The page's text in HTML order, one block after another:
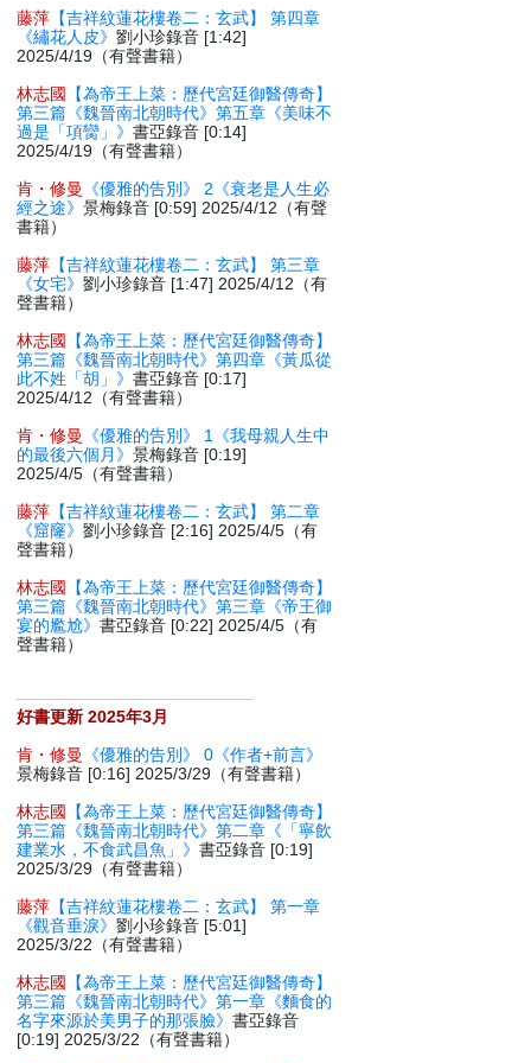
藤萍 【吉祥紋蓮花樓卷二：玄武】 第四章
《繡花人皮》劉小珍錄音 [1:42]
2025/4/19（有聲書籍）
林志國
【為帝王上菜：歷代宮廷御醫傳奇】
第三篇《魏晉南北朝時代》第五章《美味不
過是「項臠」》書亞錄音 [0:14]
2025/4/19（有聲書籍）
肯・修曼
《優雅的告別》 2《衰老是人生必
經之途》景梅錄音 [0:59] 2025/4/12（有聲
書籍）
藤萍 【吉祥紋蓮花樓卷二：玄武】 第三章
《女宅》劉小珍錄音 [1:47] 2025/4/12（有
聲書籍）
林志國
【為帝王上菜：歷代宮廷御醫傳奇】
第三篇《魏晉南北朝時代》第四章《黃瓜從
此不姓「胡」》書亞錄音 [0:17]
2025/4/12（有聲書籍）
肯・修曼
《優雅的告別》 1《我母親人生中
的最後六個月》景梅錄音 [0:19]
2025/4/5（有聲書籍）
藤萍 【吉祥紋蓮花樓卷二：玄武】 第二章
《窟窿》劉小珍錄音 [2:16] 2025/4/5（有
聲書籍）
林志國
【為帝王上菜：歷代宮廷御醫傳奇】
第三篇《魏晉南北朝時代》第三章《帝王御
宴的尷尬》書亞錄音 [0:22] 2025/4/5（有
聲書籍）
好書更新 2025年3月
肯・修曼
《優雅的告別》 0《作者+前言》
景梅錄音 [0:16] 2025/3/29（有聲書籍）
林志國
【為帝王上菜：歷代宮廷御醫傳奇】
第三篇《魏晉南北朝時代》第二章《「寧飲
建業水，不食武昌魚」》書亞錄音 [0:19]
2025/3/29（有聲書籍）
藤萍 【吉祥紋蓮花樓卷二：玄武】 第一章
《觀音垂淚》劉小珍錄音 [5:01]
2025/3/22（有聲書籍）
林志國
【為帝王上菜：歷代宮廷御醫傳奇】
第三篇《魏晉南北朝時代》第一章《麵食的
名字來源於美男子的那張臉》書亞錄音
[0:19] 2025/3/22（有聲書籍）